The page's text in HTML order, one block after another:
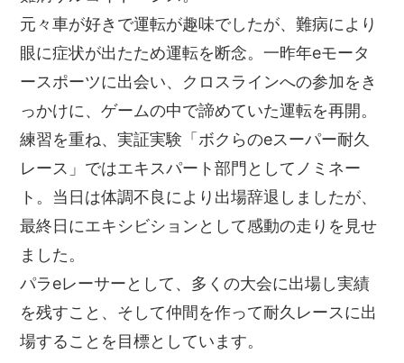
元々車が好きで運転が趣味でしたが、難病により
眼に症状が出たため運転を断念。一昨年eモータ
ースポーツに出会い、クロスラインへの参加をき
っかけに、ゲームの中で諦めていた運転を再開。
練習を重ね、実証実験「ボクらのeスーパー耐久
レース」ではエキスパート部門としてノミネー
ト。当日は体調不良により出場辞退しましたが、
最終日にエキシビションとして感動の走りを見せ
ました。
パラeレーサーとして、多くの大会に出場し実績
を残すこと、そして仲間を作って耐久レースに出
場することを目標としています。